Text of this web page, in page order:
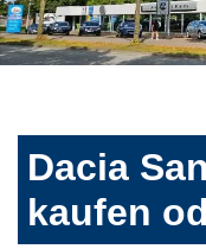
Dacia
kaufen